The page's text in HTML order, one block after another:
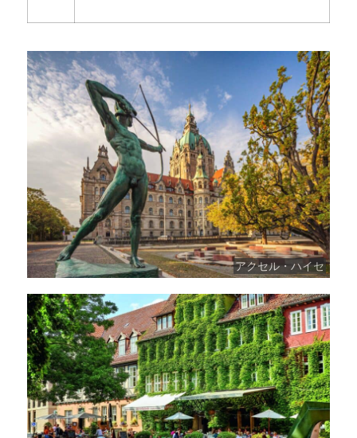
アクセル・ハイセ